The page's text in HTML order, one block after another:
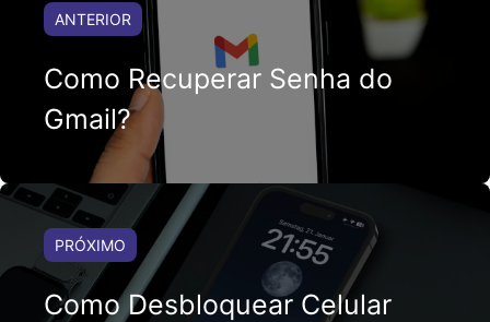
ANTERIOR
Como Recuperar Senha do
Gmail?
PRÓXIMO
Como Desbloquear Celular